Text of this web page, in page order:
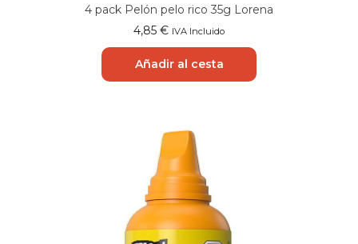
4 pack Pelón pelo rico 35g Lorena
4,85 € IVA Incluido
Añadir al cesta